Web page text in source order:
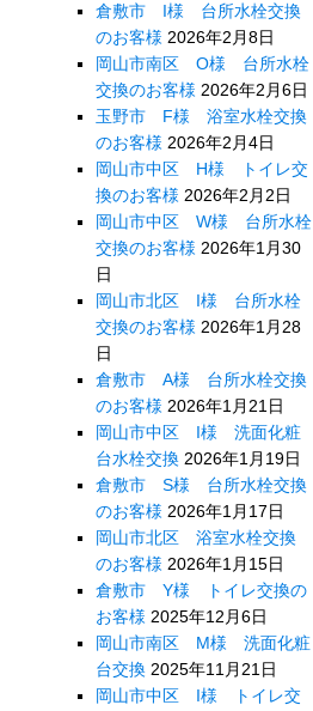
倉敷市 I様 台所水栓交換
のお客様 2026年2月8日
岡山市南区 O様 台所水栓
交換のお客様 2026年2月6日
玉野市 F様 浴室水栓交換
のお客様 2026年2月4日
岡山市中区 H様 トイレ交
換のお客様 2026年2月2日
岡山市中区 W様 台所水栓
交換のお客様 2026年1月30
日
岡山市北区 I様 台所水栓
交換のお客様 2026年1月28
日
倉敷市 A様 台所水栓交換
のお客様 2026年1月21日
岡山市中区 I様 洗面化粧
台水栓交換 2026年1月19日
倉敷市 S様 台所水栓交換
のお客様 2026年1月17日
岡山市北区 浴室水栓交換
のお客様 2026年1月15日
倉敷市 Y様 トイレ交換の
お客様 2025年12月6日
岡山市南区 M様 洗面化粧
台交換 2025年11月21日
岡山市中区 I様 トイレ交